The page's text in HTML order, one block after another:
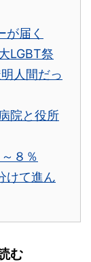
が届く
LGBT祭
人間だっ
院と役所
８％
けて進ん
む